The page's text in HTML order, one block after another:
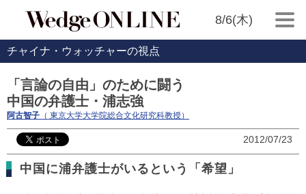
8/6(木)
チャイナ・ウォッチャーの視点
「言論の自由」のために闘う
中国の弁護士・浦志強
阿古智子 （ 東京大学大学院総合文化研究科教授）
2012/07/23
中国に浦弁護士がいるという「希望」